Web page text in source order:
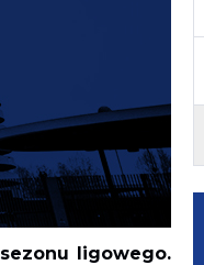
ligowego.